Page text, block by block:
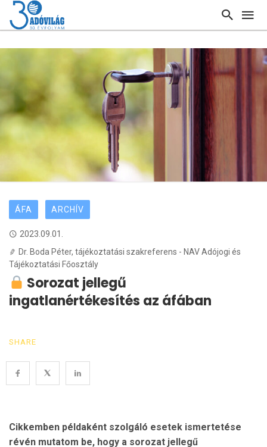
ÁFA ARCHÍV
2023.09.01.
Dr. Boda Péter, tájékoztatási szakreferens - NAV Adójogi és
Tájékoztatási Főosztály
Sorozat jellegű
ingatlanértékesítés az áfában
SHARE
Cikkemben példaként szolgáló esetek ismertetése
révén mutatom be, hogy a sorozat jellegű